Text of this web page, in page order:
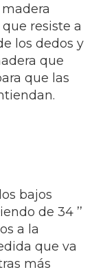
resiste a
los dedos y
que
que las
bajos
de 34 ’’
a la
que va
más